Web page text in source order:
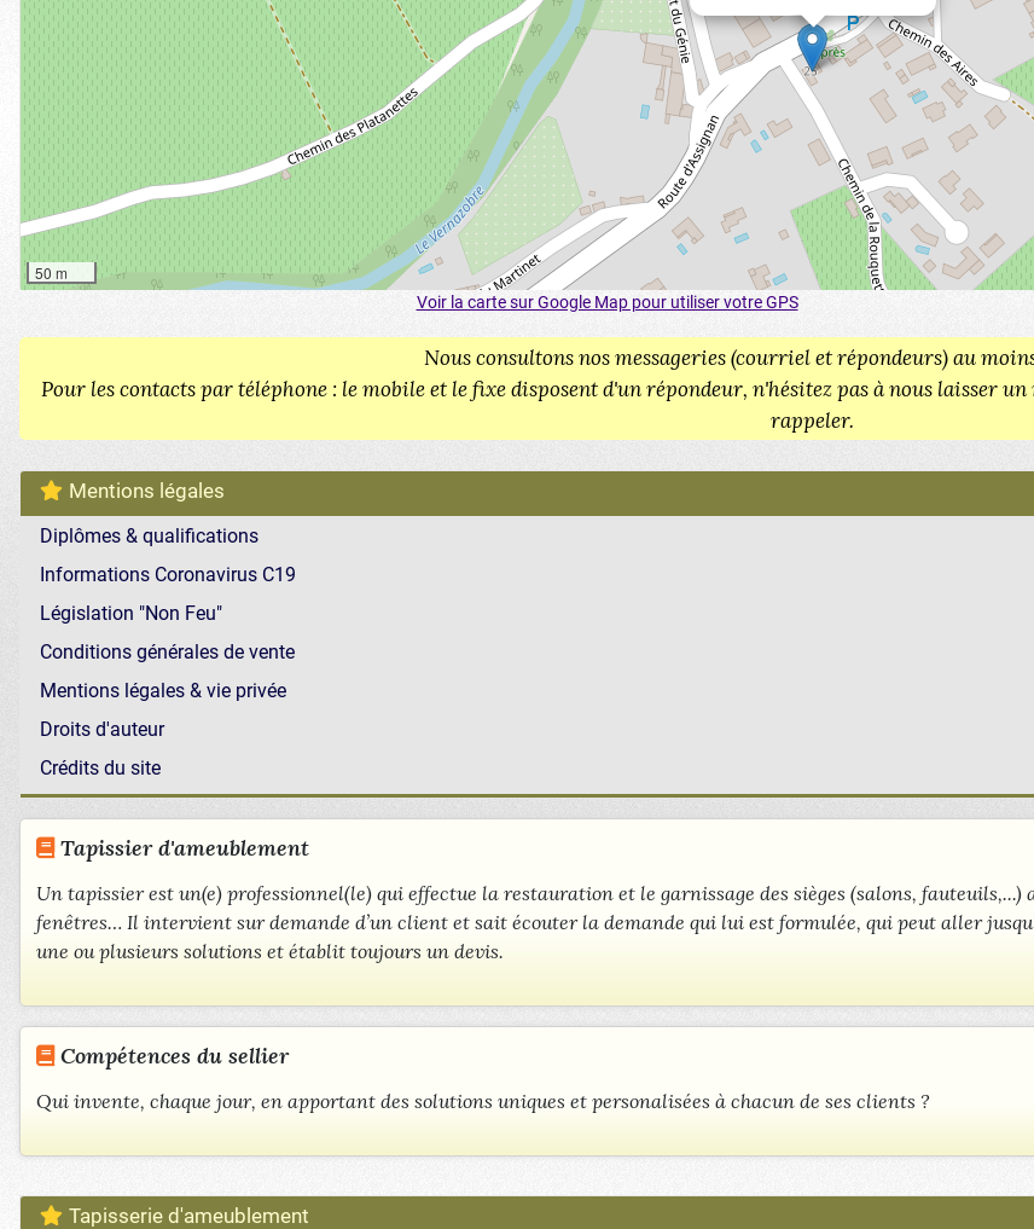
Tapisserie d'ameublement
50 m
Voir la carte sur Google Map pour utiliser votre GPS
Nous consultons nos messageries (courriel et répondeurs) au
Pour les contacts par téléphone : le mobile et le fixe disposent d'un répondeur, n'hésitez pas à nous laisser
rappeler.
Mentions légales
Diplômes & qualifications
Informations Coronavirus C19
Législation "Non Feu"
Conditions générales de vente
Mentions légales & vie privée
Droits d'auteur
Crédits du site
Tapissier d'ameublement
Un tapissier est un(e) professionnel(le) qui effectue la restauration et le garnissage des sièges (salons,
fenêtres… Il intervient sur demande d’un client et sait écouter la demande qui lui est formulée, qui peut aller
une ou plusieurs solutions et établit toujours un devis.
Compétences du sellier
Qui invente, chaque jour, en apportant des solutions uniques et personalisées à chacun de ses clients ?